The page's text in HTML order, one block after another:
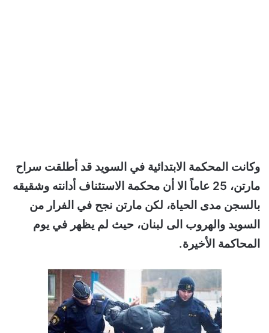
وكانت المحكمة الابتدائية في السويد قد أطلقت سراح
مارتن، 25 عاماً الا أن محكمة الاستئناف أدانته وشقيقه
بالسجن مدى الحياة، لكن مارتن نجح في الفرار من
السويد والهروب الى لبنان، حيث لم يظهر في يوم
المحاكمة الأخيرة.